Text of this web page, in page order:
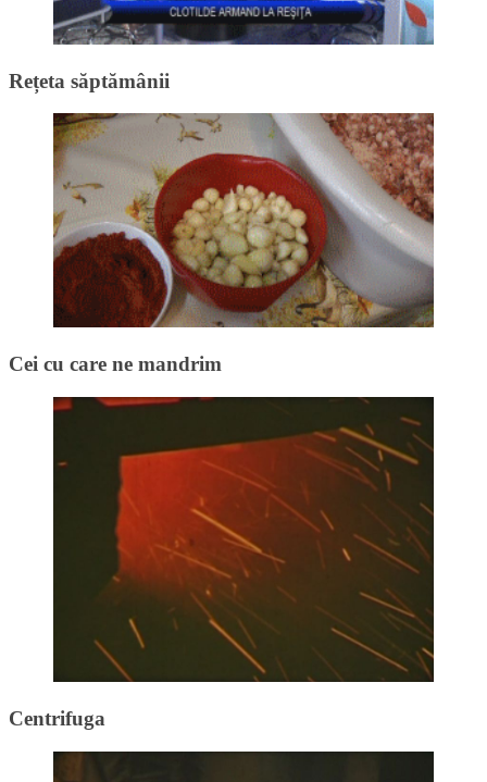
Rețeta săptămânii
Cei cu care ne mandrim
Centrifuga